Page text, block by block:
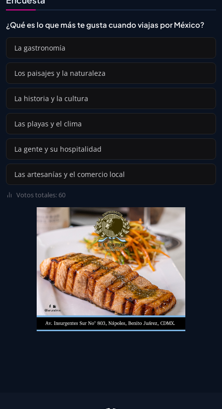
¿Qué es lo que más te gusta cuando viajas por México?
La gastronomía
Los paisajes y la naturaleza
La historia y la cultura
Las playas y el clima
La gente y su hospitalidad
Las artesanías y el comercio local
Votos totales: 60